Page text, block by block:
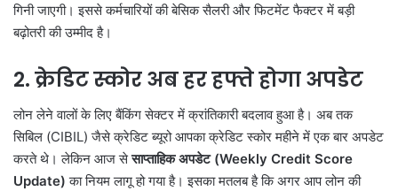
गिनी जाएगी। इससे कर्मचारियों की बेसिक सैलरी और फिटमेंट फैक्टर में बड़ी
बढ़ोतरी की उम्मीद है।
2. क्रेडिट स्कोर अब हर हफ्ते होगा अपडेट
लोन लेने वालों के लिए बैंकिंग सेक्टर में क्रांतिकारी बदलाव हुआ है। अब तक
सिबिल (CIBIL) जैसे क्रेडिट ब्यूरो आपका क्रेडिट स्कोर महीने में एक बार अपडेट
करते थे। लेकिन आज सेसाप्ताहिक अपडेट (Weekly Credit Score
Update) का नियम लागू हो गया है। इसका मतलब है कि अगर आप लोन की